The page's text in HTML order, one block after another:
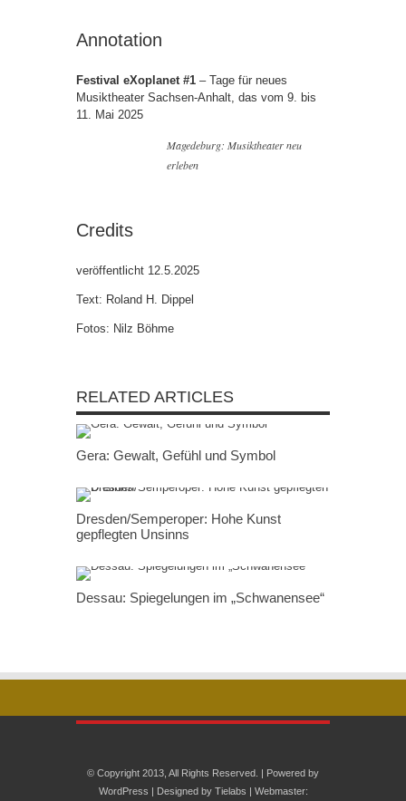
Annotation
Festival eXoplanet #1 – Tage für neues
Musiktheater Sachsen-Anhalt, das vom 9. bis
11. Mai 2025
Magedeburg: Musiktheater neu
erleben
Credits
veröffentlicht 12.5.2025
Text: Roland H. Dippel
Fotos: Nilz Böhme
RELATED ARTICLES
Gera: Gewalt, Gefühl und Symbol
Dresden/Semperoper: Hohe Kunst
gepflegten Unsinns
Dessau: Spiegelungen im „Schwanensee“
© Copyright 2013, All Rights Reserved. | Powered by
WordPress | Designed by Tielabs | Webmaster: